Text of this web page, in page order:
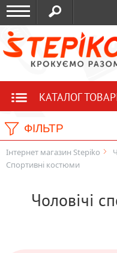
КАТАЛОГ
ФІЛЬТР
Інтернет магазин Stepiko
Спортивні костюми
Чоловічі